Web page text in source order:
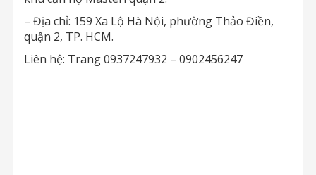
– Địa chỉ: 159 Xa Lộ Hà Nội, phường Thảo Điền,
quận 2, TP. HCM.
Liên hệ: Trang 0937247932 – 0902456247